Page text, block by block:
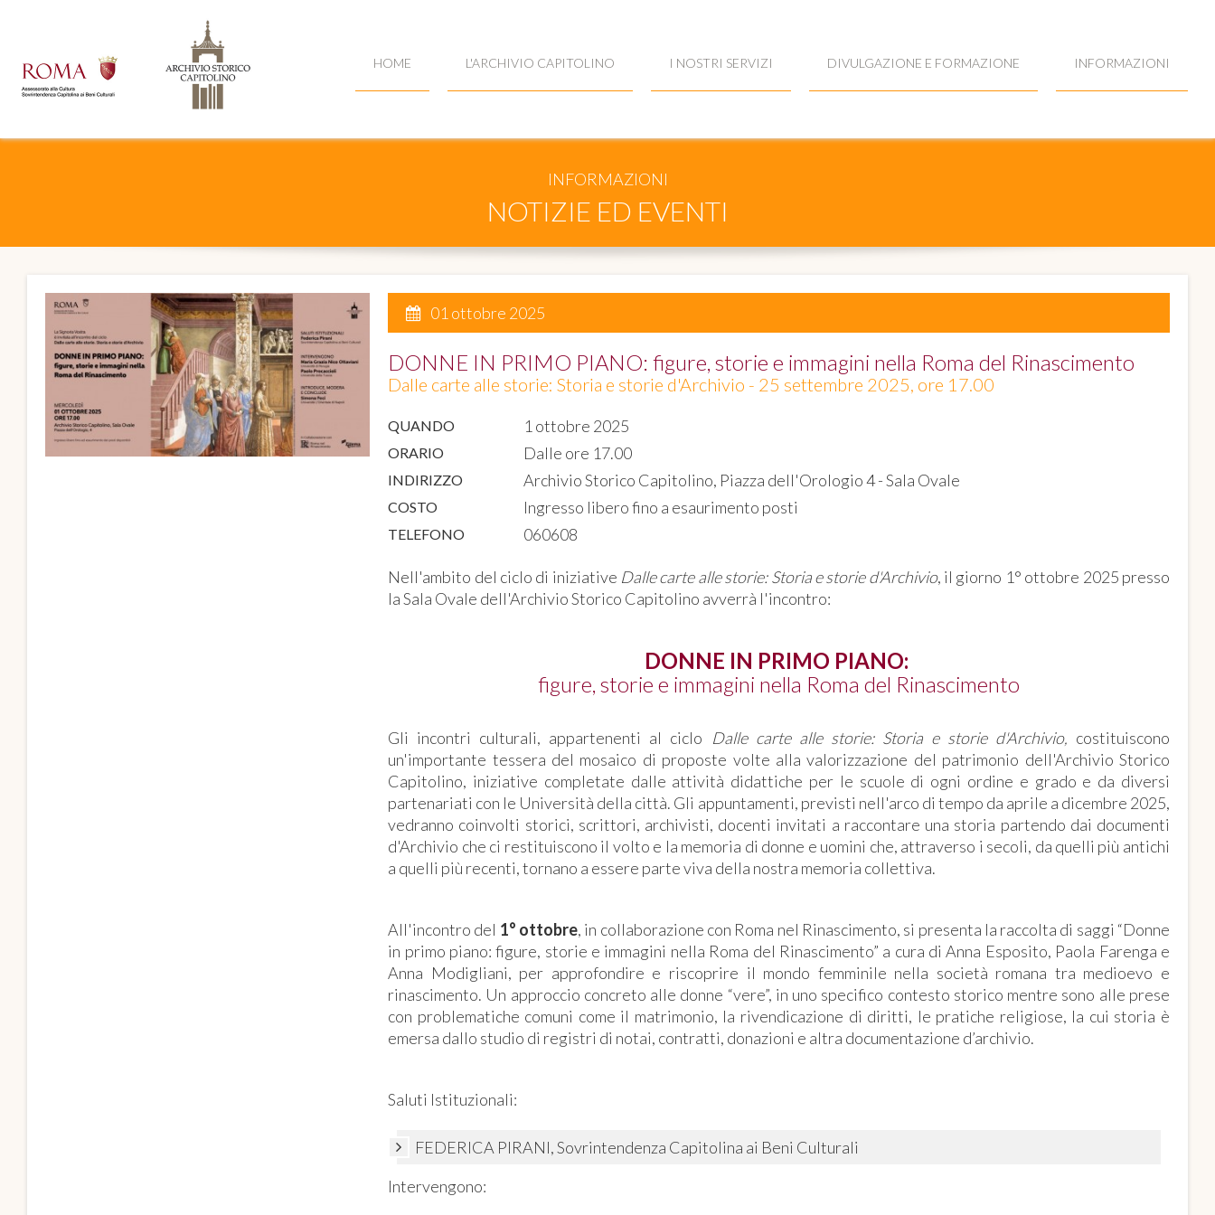
HOME L'ARCHIVIO CAPITOLINO I NOSTRI SERVIZI DIVULGAZIONE E FORMAZIONE INFORMAZIONI
INFORMAZIONI
NOTIZIE ED EVENTI
01 ottobre 2025
DONNE IN PRIMO PIANO: figure, storie e immagini nella Roma del Rinascimento
Dalle carte alle storie: Storia e storie d'Archivio - 25 settembre 2025, ore 17.00
QUANDO 1 ottobre 2025
ORARIO Dalle ore 17.00
INDIRIZZO Archivio Storico Capitolino, Piazza dell'Orologio 4 - Sala Ovale
COSTO Ingresso libero fino a esaurimento posti
TELEFONO 060608
Nell'ambito del ciclo di iniziative Dalle carte alle storie: Storia e storie d'Archivio, il giorno 1° ottobre 2025 presso
la Sala Ovale dell'Archivio Storico Capitolino avverrà l'incontro:
DONNE IN PRIMO PIANO:
figure, storie e immagini nella Roma del Rinascimento
Gli incontri culturali, appartenenti al ciclo Dalle carte alle storie: Storia e storie d'Archivio, costituiscono
un'importante tessera del mosaico di proposte volte alla valorizzazione del patrimonio dell'Archivio Storico
Capitolino, iniziative completate dalle attività didattiche per le scuole di ogni ordine e grado e da diversi
partenariati con le Università della città. Gli appuntamenti, previsti nell'arco di tempo da aprile a dicembre 2025,
vedranno coinvolti storici, scrittori, archivisti, docenti invitati a raccontare una storia partendo dai documenti
d'Archivio che ci restituiscono il volto e la memoria di donne e uomini che, attraverso i secoli, da quelli più antichi
a quelli più recenti, tornano a essere parte viva della nostra memoria collettiva.
All'incontro del 1° ottobre, in collaborazione con Roma nel Rinascimento, si presenta la raccolta di saggi “Donne
in primo piano: figure, storie e immagini nella Roma del Rinascimento” a cura di Anna Esposito, Paola Farenga e
Anna Modigliani, per approfondire e riscoprire il mondo femminile nella società romana tra medioevo e
rinascimento. Un approccio concreto alle donne “vere”, in uno specifico contesto storico mentre sono alle prese
con problematiche comuni come il matrimonio, la rivendicazione di diritti, le pratiche religiose, la cui storia è
emersa dallo studio di registri di notai, contratti, donazioni e altra documentazione d’archivio.
Saluti Istituzionali:
FEDERICA PIRANI, Sovrintendenza Capitolina ai Beni Culturali
Intervengono: